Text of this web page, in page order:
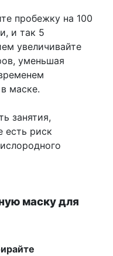
пробежку на 100
и так 5
увеличивайте
уменьшая
маске.
занятия,
есть риск
маску для